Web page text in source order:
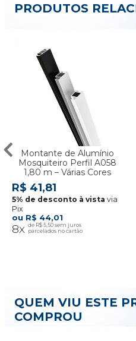
PRODUTOS
Montante de Alumínio
Mosquiteiro Perfil A058
1,80 m – Várias Cores
R$ 44,01
8x R$ 5,50
R$ 41,81
via
Pix
QUEM VIU ESTE
COMPROU